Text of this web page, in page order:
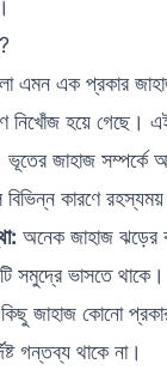
এমন এক প্রকার
নিখোঁজ হয়ে গেছে।
ভূতের জাহাজ সম্পর্কে
কারণে
অনেক জাহাজ ঝড়ের
সমুদ্রে ভাসতে থাকে।
কিছু জাহাজ কোনো
গন্তব্য থাকে না।